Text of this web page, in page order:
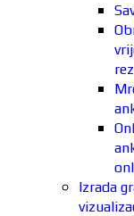
Izrada